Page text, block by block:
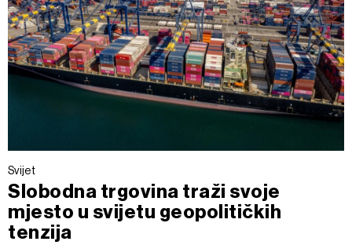
Svijet
Slobodna trgovina traži svoje
mjesto u svijetu geopolitičkih
tenzija